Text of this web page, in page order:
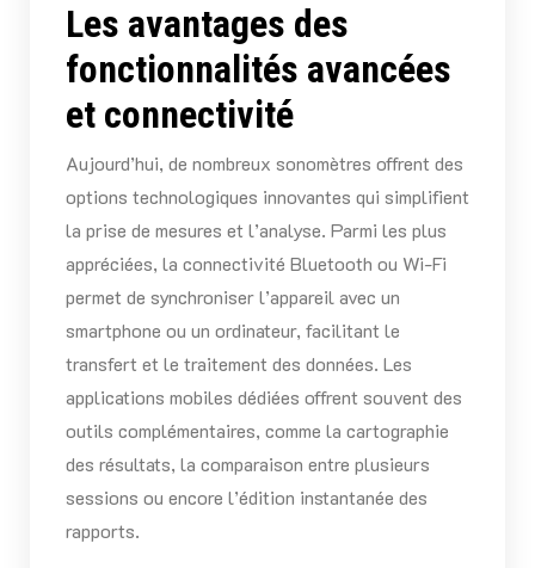
Les avantages des
fonctionnalités avancées
et connectivité
Aujourd’hui, de nombreux sonomètres offrent des
options technologiques innovantes qui simplifient
la prise de mesures et l’analyse. Parmi les plus
appréciées, la connectivité Bluetooth ou Wi-Fi
permet de synchroniser l’appareil avec un
smartphone ou un ordinateur, facilitant le
transfert et le traitement des données. Les
applications mobiles dédiées offrent souvent des
outils complémentaires, comme la cartographie
des résultats, la comparaison entre plusieurs
sessions ou encore l’édition instantanée des
rapports.